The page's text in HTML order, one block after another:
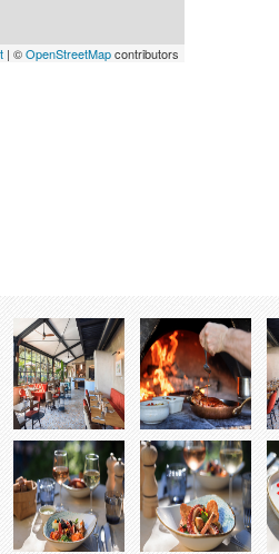
| ©OpenStreetMapcontributors